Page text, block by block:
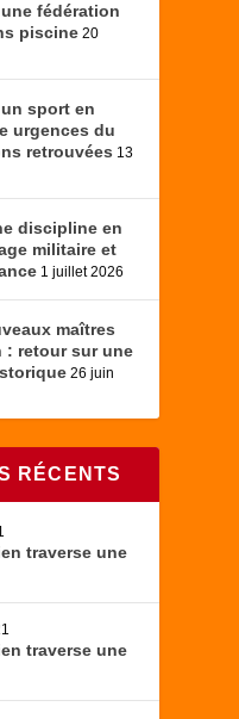
fédération
piscine 20
sport en
urgences du
retrouvées 13
discipline en
militaire et
1 juillet 2026
maîtres
retour sur une
26 juin
RÉCENTS
traverse une
traverse une